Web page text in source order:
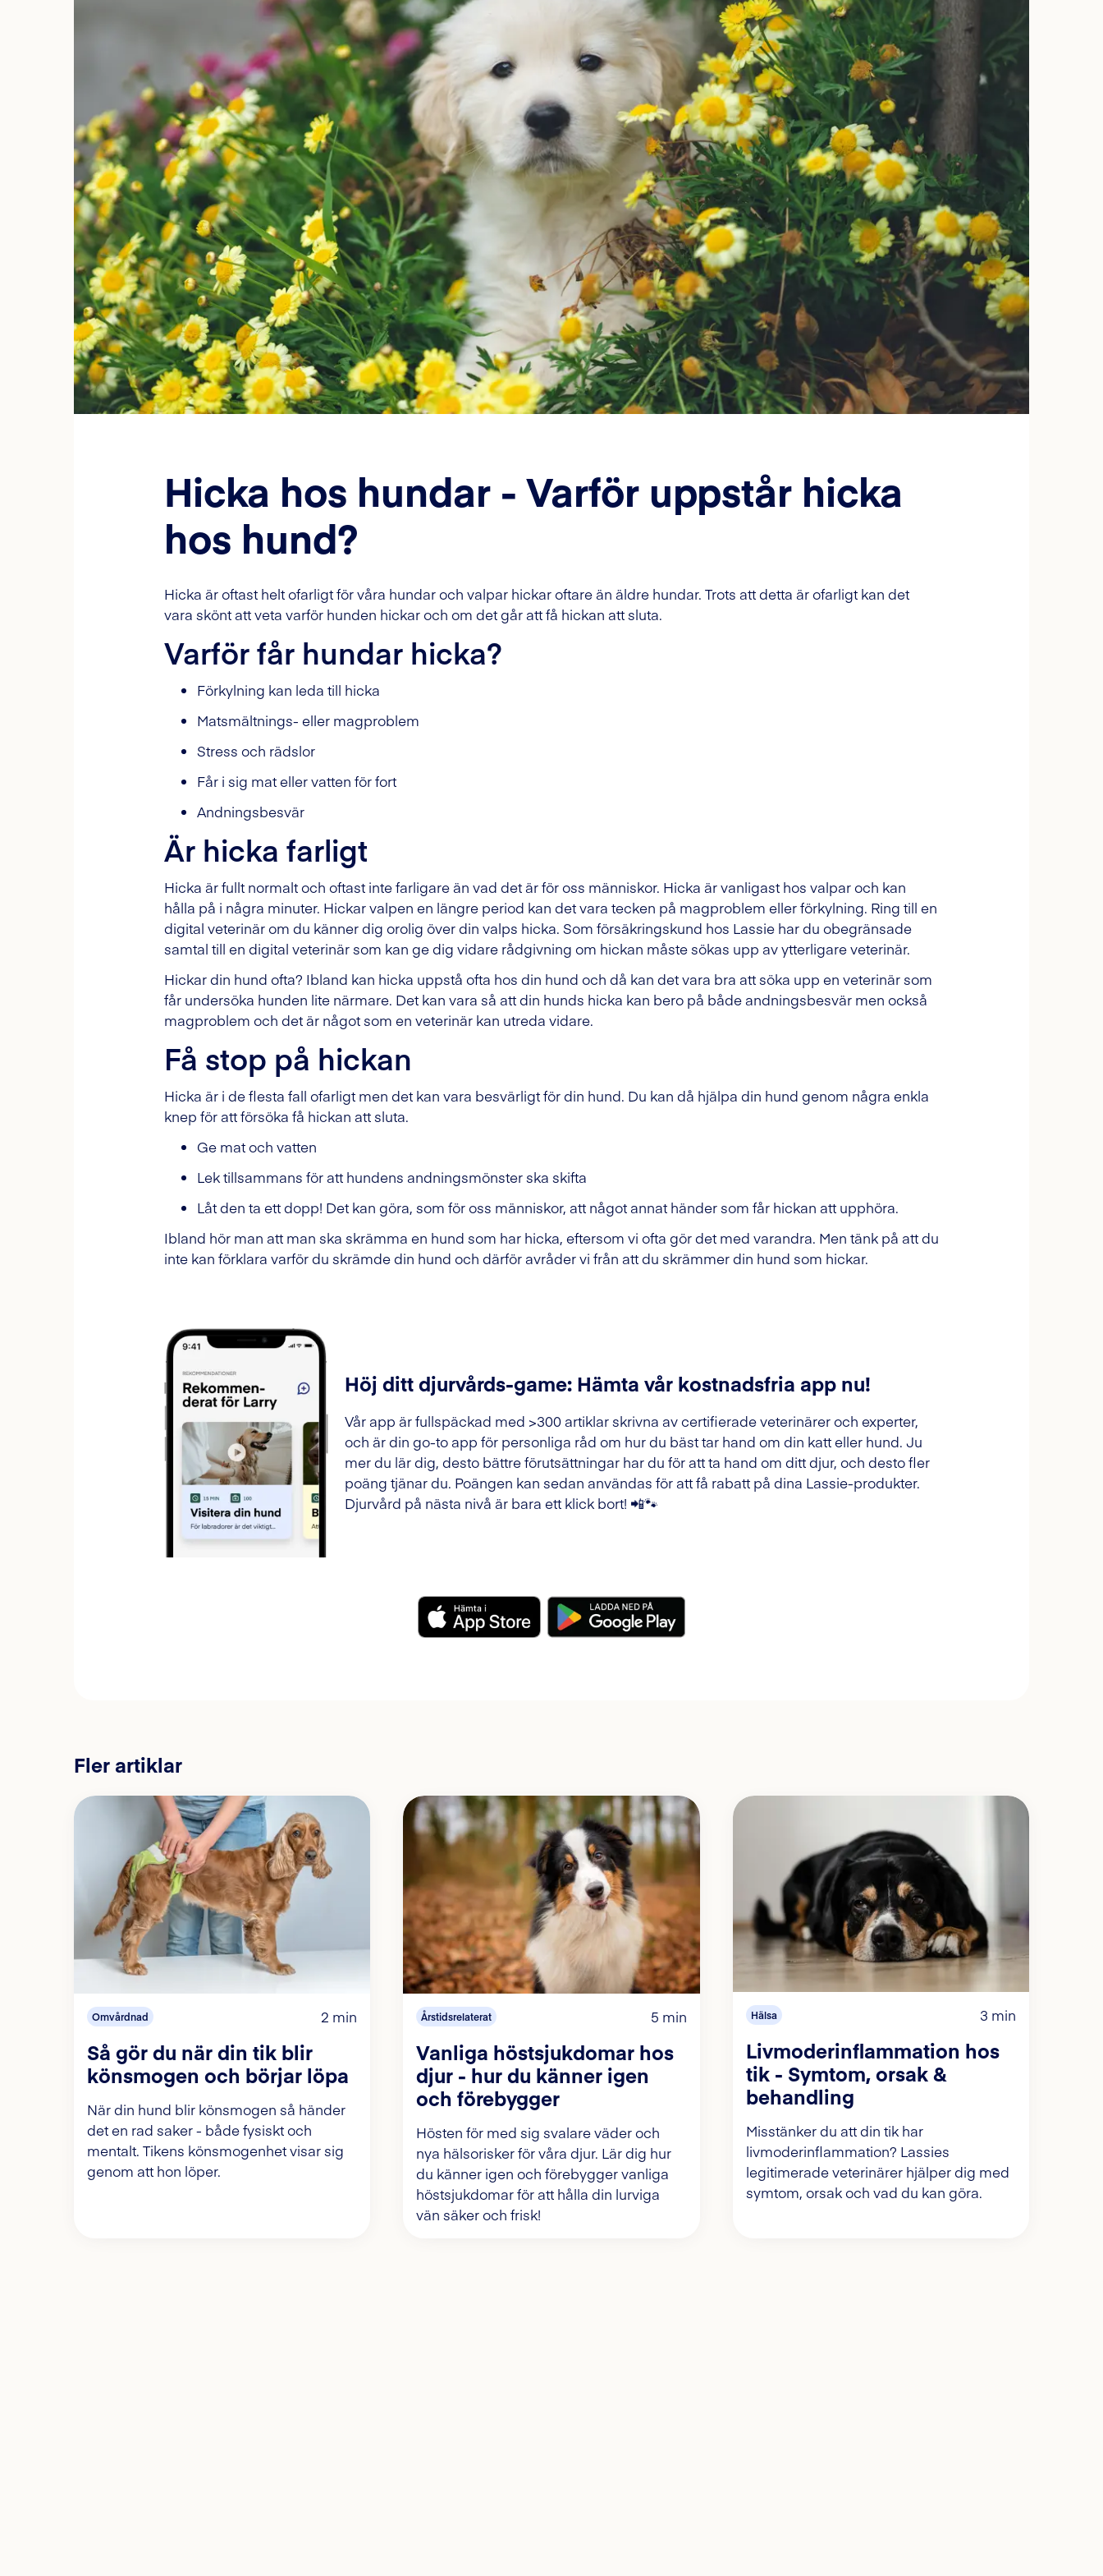
Hicka hos hundar - Varför uppstår hicka
hos hund?
Hicka är oftast helt ofarligt för våra hundar och valpar hickar oftare än äldre hundar. Trots att detta är ofarligt kan det
vara skönt att veta varför hunden hickar och om det går att få hickan att sluta.
Varför får hundar hicka?
Förkylning kan leda till hicka
Matsmältnings- eller magproblem
Stress och rädslor
Får i sig mat eller vatten för fort
Andningsbesvär
Är hicka farligt
Hicka är fullt normalt och oftast inte farligare än vad det är för oss människor. Hicka är vanligast hos valpar och kan
hålla på i några minuter. Hickar valpen en längre period kan det vara tecken på magproblem eller förkylning. Ring till en
digital veterinär om du känner dig orolig över din valps hicka. Som försäkringskund hos Lassie har du obegränsade
samtal till en digital veterinär som kan ge dig vidare rådgivning om hickan måste sökas upp av ytterligare veterinär.
Hickar din hund ofta? Ibland kan hicka uppstå ofta hos din hund och då kan det vara bra att söka upp en veterinär som
får undersöka hunden lite närmare. Det kan vara så att din hunds hicka kan bero på både andningsbesvär men också
magproblem och det är något som en veterinär kan utreda vidare.
Få stop på hickan
Hicka är i de flesta fall ofarligt men det kan vara besvärligt för din hund. Du kan då hjälpa din hund genom några enkla
knep för att försöka få hickan att sluta.
Ge mat och vatten
Lek tillsammans för att hundens andningsmönster ska skifta
Låt den ta ett dopp! Det kan göra, som för oss människor, att något annat händer som får hickan att upphöra.
Ibland hör man att man ska skrämma en hund som har hicka, eftersom vi ofta gör det med varandra. Men tänk på att du
inte kan förklara varför du skrämde din hund och därför avråder vi från att du skrämmer din hund som hickar.
Höj ditt djurvårds-game: Hämta vår kostnadsfria app nu!
Vår app är fullspäckad med >300 artiklar skrivna av certifierade veterinärer och experter,
och är din go-to app för personliga råd om hur du bäst tar hand om din katt eller hund. Ju
mer du lär dig, desto bättre förutsättningar har du för att ta hand om ditt djur, och desto fler
poäng tjänar du. Poängen kan sedan användas för att få rabatt på dina Lassie-produkter.
Djurvård på nästa nivå är bara ett klick bort! 📲🐾
Fler artiklar
Omvårdnad 2 min
Så gör du när din tik blir
könsmogen och börjar löpa
När din hund blir könsmogen så händer
det en rad saker - både fysiskt och
mentalt. Tikens könsmogenhet visar sig
genom att hon löper.
Årstidsrelaterat 5 min
Vanliga höstsjukdomar hos
djur - hur du känner igen
och förebygger
Hösten för med sig svalare väder och
nya hälsorisker för våra djur. Lär dig hur
du känner igen och förebygger vanliga
höstsjukdomar för att hålla din lurviga
vän säker och frisk!
Hälsa 3 min
Livmoderinflammation hos
tik - Symtom, orsak &
behandling
Misstänker du att din tik har
livmoderinflammation? Lassies
legitimerade veterinärer hjälper dig med
symtom, orsak och vad du kan göra.